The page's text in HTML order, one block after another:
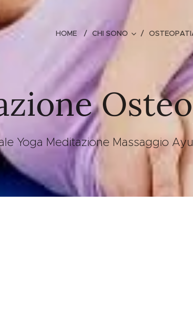
HOME CHI SONO
Yoga Meditazione Massaggio